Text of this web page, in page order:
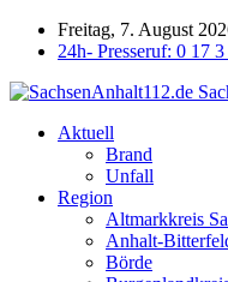
Freitag, 7. August
24h- Presseruf: 0 17
Aktuell
Brand
Unfall
Region
Altmarkkreis
Anhalt-
Börde